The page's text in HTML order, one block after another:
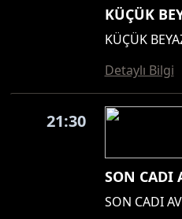
KÜÇÜK
KÜÇÜK
Detaylı Bilgi
21:30
SON CADI
SON CADI